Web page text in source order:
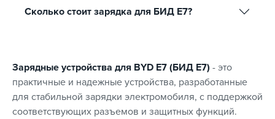
Сколько стоит зарядка для БИД Е7?
Зарядные устройства для BYD E7 (БИД Е7) - это
практичные и надежные устройства, разработанные
для стабильной зарядки электромобиля, с поддержкой
соответствующих разъемов и защитных функций.